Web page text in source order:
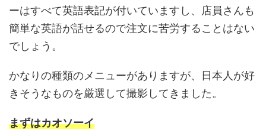
ーはすべて英語表記が付いていますし、店員さんも
簡単な英語が話せるので注文に苦労することはない
でしょう。
かなりの種類のメニューがありますが、日本人が好
きそうなものを厳選して撮影してきました。
まずはカオソーイ